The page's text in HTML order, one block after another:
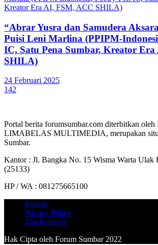
“Abrar Yusra dan Samudera
Puisi Leni Marlina (PPIPM-
IC, Satu Pena Sumbar, Kreator
SHILA)
24 Februari 2025
142
Portal berita forumsumbar.com diterbitkan
LIMABELAS MULTIMEDIA, merupakan
Sumbar.
Kantor : Jl. Bangka No. 15 Wisma Warta Ulak
(25133)
HP / WA : 081275665100
Kontak
Privacy Policy
Tim Redaksi
Hak Cipta oleh Forum Sumbar 2022